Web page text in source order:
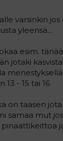
varsinkin
yleensä...
esim.
jotaki
13 - 15 tai 16
on taasen
samaa mut
pinaattikeittoa